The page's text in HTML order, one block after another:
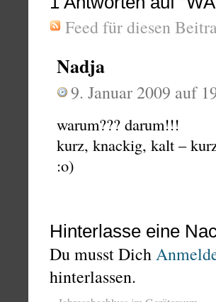
Feed für diesen
Nadja
9. Januar 2009 auf
warum??? darum!!!
kurz, knackig, kalt –
:o)
Hinterlasse eine
Du musst Dich
hinterlassen.